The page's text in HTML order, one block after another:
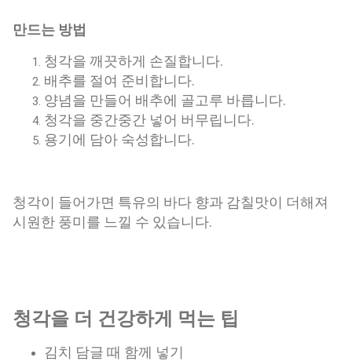
만드는 방법
청각을 깨끗하게 손질합니다.
배추를 절여 준비합니다.
양념을 만들어 배추에 골고루 바릅니다.
청각을 중간중간 넣어 버무립니다.
용기에 담아 숙성합니다.
청각이 들어가면 특유의 바다 향과 감칠맛이 더해져
시원한 풍미를 느낄 수 있습니다.
청각을 더 건강하게 먹는 팁
김치 담글 때 함께 넣기